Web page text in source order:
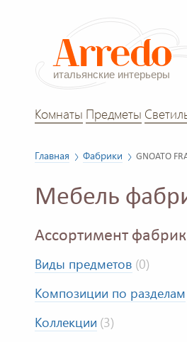
Комнаты Предметы
Главная Фабрики GNOATO
Мебель
Ассортимент
Виды предметов (0)
Композиции по разделам
Коллекции (3)